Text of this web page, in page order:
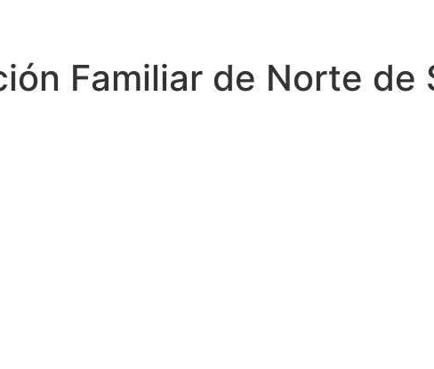
Familiar de Norte de